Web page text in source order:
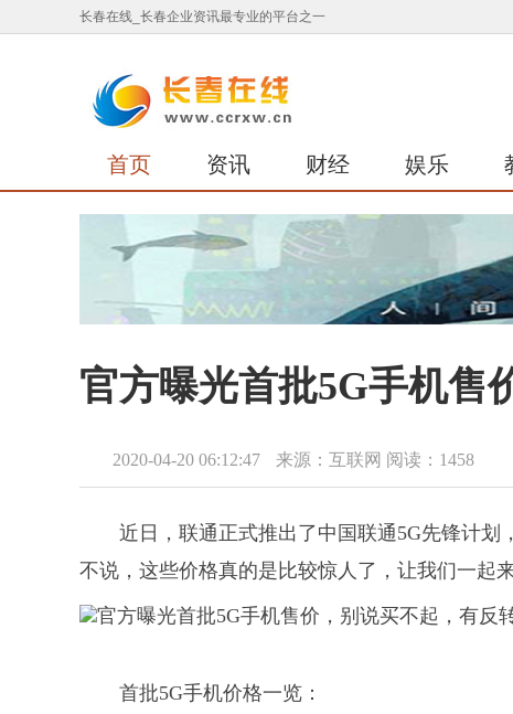
长春在线_长春企业资讯最专业的平台之一
首页 资讯 财经 娱乐
官方曝光首批5G手机售
2020-04-20 06:12:47 来源：互联网 阅读：1458
近日，联通正式推出了中国联通5G先锋计
不说，这些价格真的是比较惊人了，让我们一起来
首批5G手机价格一览：